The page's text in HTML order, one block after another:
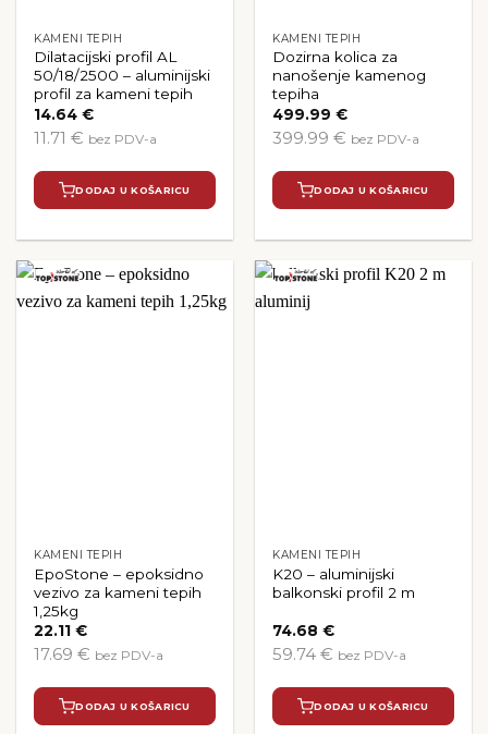
KAMENI TEPIH
Dilatacijski profil AL
50/18/2500 – aluminijski
profil za kameni tepih
14.64€
11.71 € bez PDV-a
DODAJ U KOŠARICU
KAMENI TEPIH
Dozirna kolica za
nanošenje kamenog
tepiha
499.99€
399.99 € bez PDV-a
DODAJ U KOŠARICU
KAMENI TEPIH
EpoStone – epoksidno
vezivo za kameni tepih
1,25kg
22.11€
17.69 € bez PDV-a
DODAJ U KOŠARICU
KAMENI TEPIH
K20 – aluminijski
balkonski profil 2 m
74.68€
59.74 € bez PDV-a
DODAJ U KOŠARICU